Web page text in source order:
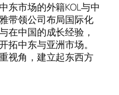
东市场的外籍KOL与中
带领公司布局国际化
在中国的成长经验，
拓中东与亚洲市场。
视角，建立起东西方